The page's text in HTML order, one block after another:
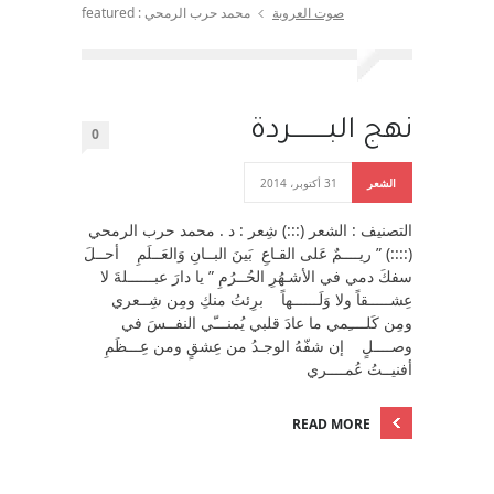
صوت العروبة محمد حرب الرمحي : featured
نهج البــــــــردة 0
الشعر 31 أكتوبر، 2014
التصنيف : الشعر (:::) شِعر : د . محمد حرب الرمحي
(::::) ” ريــــمٌ عَلى القـاعِ بَينَ البــانِ وَالعَــلَمِ أحــلَ
سفكَ دمي في الأشـهُرِ الحُــرُمِ ” يا دارَ عبــــــلةَ لا
عِشـــــقاً ولا وَلَــــــهاً برِئتُ منكِ ومِن شِــعري
ومِن كَلــــِمي ما عادَ قلبي يُمنـــّي النفــسَ في
وصــــلٍ إن شفّهُ الوجـدُ من عِشقٍ ومن عِـــظَمِ
أفنيــتُ عُمــــري
READ MORE